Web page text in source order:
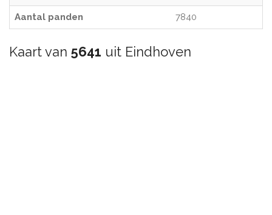
Aantal panden 7840
Kaart van 5641 uit Eindhoven